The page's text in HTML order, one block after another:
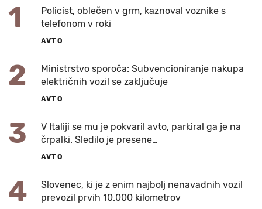
1
Policist, oblečen v grm, kaznoval voznike s
telefonom v roki
AVTO
2
Ministrstvo sporoča: Subvencioniranje nakupa
električnih vozil se zaključuje
AVTO
3
V Italiji se mu je pokvaril avto, parkiral ga je na
črpalki. Sledilo je presene…
AVTO
4
Slovenec, ki je z enim najbolj nenavadnih vozil
prevozil prvih 10.000 kilometrov